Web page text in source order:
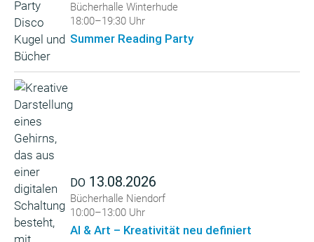
Bücherhalle Winterhude
18:00–19:30 Uhr
Summer Reading Party
DO 13.08.2026
Bücherhalle Niendorf
10:00–13:00 Uhr
AI & Art – Kreativität neu definiert